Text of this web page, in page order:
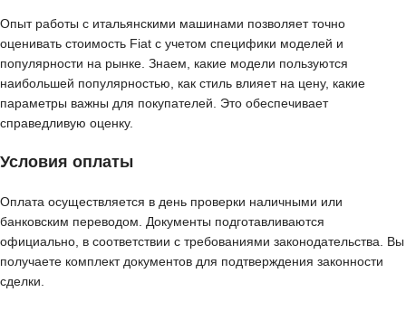
Опыт работы с итальянскими машинами позволяет точно
оценивать стоимость Fiat с учетом специфики моделей и
популярности на рынке. Знаем, какие модели пользуются
наибольшей популярностью, как стиль влияет на цену, какие
параметры важны для покупателей. Это обеспечивает
справедливую оценку.
Условия оплаты
Оплата осуществляется в день проверки наличными или
банковским переводом. Документы подготавливаются
официально, в соответствии с требованиями законодательства. Вы
получаете комплект документов для подтверждения законности
сделки.